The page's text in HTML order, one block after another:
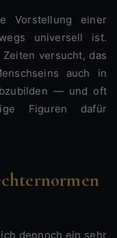
universell ist.
versucht, das
auch in
— und oft
Figuren dafür